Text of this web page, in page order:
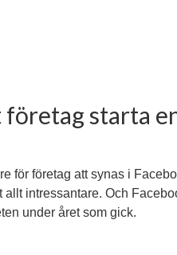
starta
för företag att synas i
allt intressantare. Och
under året som gick.